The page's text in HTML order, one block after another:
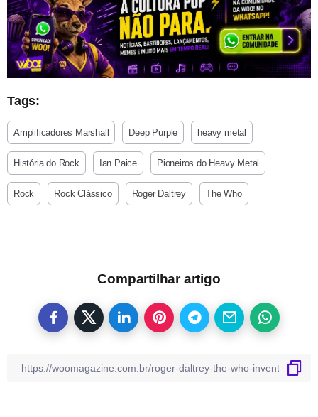
Tags:
Amplificadores Marshall Deep Purple heavy metal
História do Rock Ian Paice Pioneiros do Heavy Metal
Rock Rock Clássico Roger Daltrey The Who
Compartilhar artigo